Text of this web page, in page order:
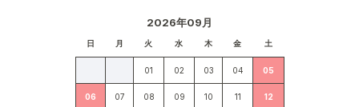
2026年09月
日 月 火 水 木 金 土
01 02 03 04 05
06 07 08 09 10 11 12